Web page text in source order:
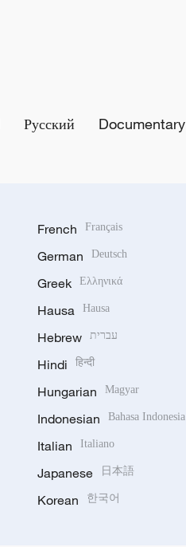
Русский Documentary
French Français
German Deutsch
Greek Ελληνικά
Hausa Hausa
Hebrew עברית
Hindi हिन्दी
Hungarian Magyar
Indonesian Bahasa Indonesia
Italian Italiano
Japanese 日本語
Korean 한국어